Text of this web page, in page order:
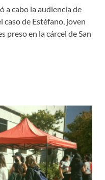
a cabo la audiencia de
caso de Estéfano, joven
preso en la cárcel de San